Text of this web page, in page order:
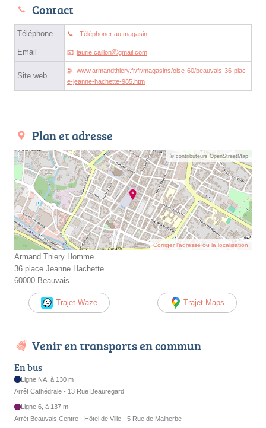
Contact
Téléphone Téléphoner au magasin
Email laurie.caillonⓐgmail.com
Site web
www.armandthiery.fr/fr/magasins/oise-60/beauvais-36-plac
e-jeanne-hachette-985.htm
Plan et adresse
© contributeurs OpenStreetMap
Corriger l’adresse ou la localisation
Armand Thiery Homme
36 place Jeanne Hachette
60000 Beauvais
Trajet Waze Trajet Maps
Venir en transports en commun
En bus
Ligne NA, à 130 m
Arrêt Cathédrale - 13 Rue Beauregard
Ligne 6, à 137 m
Arrêt Beauvais Centre - Hôtel de Ville - 5 Rue de Malherbe